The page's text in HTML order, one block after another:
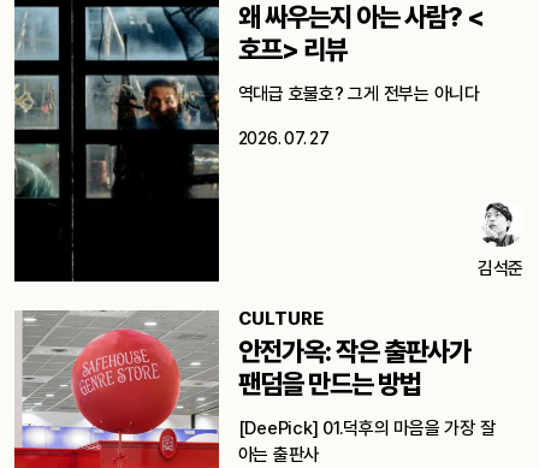
왜 싸우는지 아는 사람? <
호프> 리뷰
역대급 호불호? 그게 전부는 아니다
2026. 07. 27
김석준
CULTURE
안전가옥: 작은 출판사가
팬덤을 만드는 방법
[DeePick] 01.덕후의 마음을 가장 잘
아는 출판사